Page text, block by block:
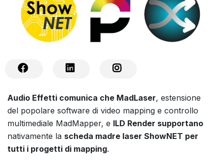
Audio Effetti comunica che MadLaser, estensione
del popolare software di video mapping e controllo
multimediale MadMapper, e ILD Render supportano
nativamente la scheda madre laser ShowNET per
tutti i progetti di mapping.